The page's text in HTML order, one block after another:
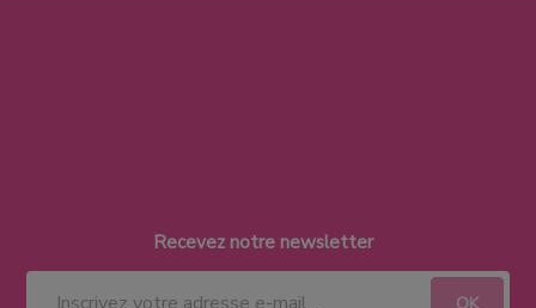
Recevez notre newsletter